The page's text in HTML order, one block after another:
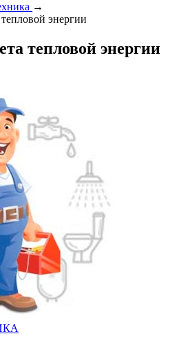
→
энергии
тепловой энергии